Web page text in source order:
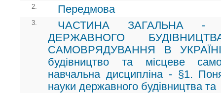
2. Передмова
3.
ЧАСТИНА ЗАГАЛЬНА -
ДЕРЖАВНОГО
САМОВРЯДУВАННЯ В
будівництво та місцеве
навчальна дисципліна - §1.
науки державного будівництва та